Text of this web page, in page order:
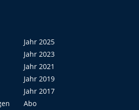
Jahr 2025
Jahr 2023
Jahr 2021
Jahr 2019
Jahr 2017
Abo